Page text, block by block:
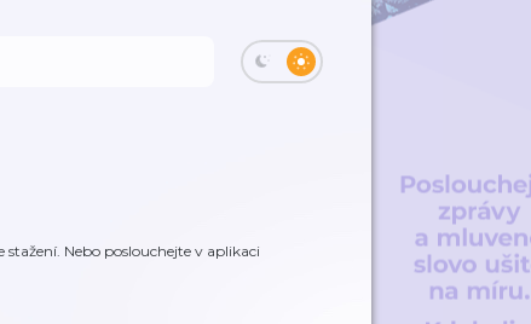
Nebo poslouchejte v aplikaci